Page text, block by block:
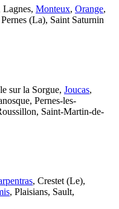
Lagnes, Monteux, Orange,
(La), Saint Saturnin
sur la Sorgue, Joucas,
Pernes-les-
Saint-Martin-de-
, Crestet (Le),
, Plaisians, Sault,